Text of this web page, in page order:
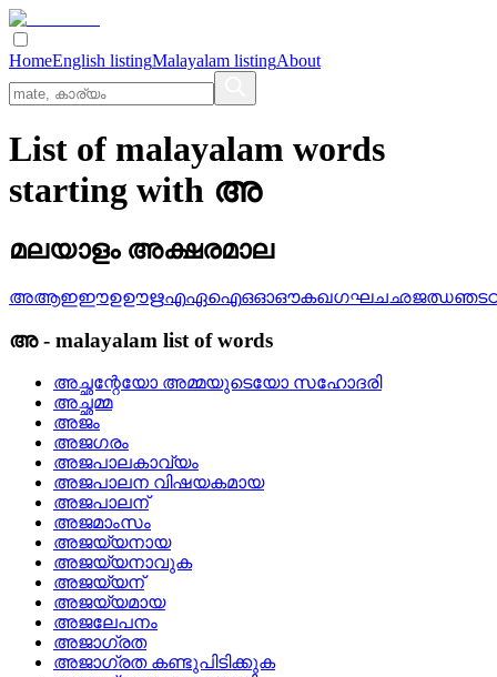
HomeEnglish listingMalayalam listingAbout
List of malayalam words
starting with അ
മലയാളം അക്ഷരമാല
അആഇഈഉഊഋഎഏഐഒഓഔകഖഗഘചഛജഝഞട
അ- malayalam list of words
അച്ഛന്റേയോ അമ്മയുടെയോ സഹോദരി
അച്ഛമ്മ
അജം
അജഗരം
അജപാലകാവ്യം
അജപാലന വിഷയകമായ
അജപാലന്
അജമാംസം
അജയ്യനായ
അജയ്യനാവുക
അജയ്യന്
അജയ്യമായ
അജലേപനം
അജാഗ്രത
അജാഗ്രത കണ്ടുപിടിക്കുക